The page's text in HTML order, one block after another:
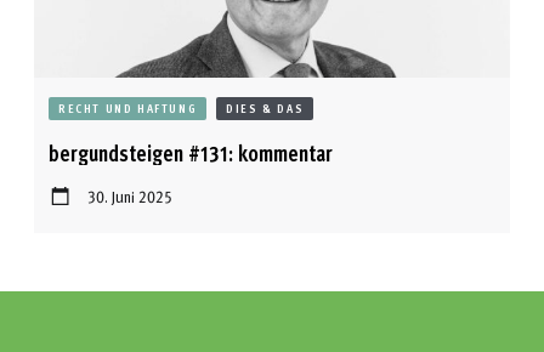
RECHT UND HAFTUNG DIES & DAS
bergundsteigen #131: kommentar
30. Juni 2025